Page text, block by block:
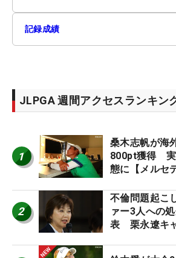
記録成績
JLPGA 週間アクセスランキン
1
桑木志帆が海
800pt獲得 実
態に【メルセ
2
不倫問題起こ
ァー3人への
表 栗永遼キ